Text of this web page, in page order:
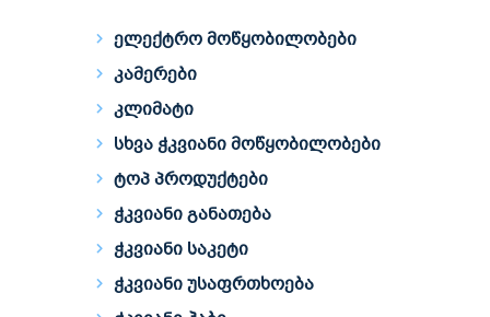
ელექტრო მოწყობილობები
კამერები
კლიმატი
სხვა ჭკვიანი მოწყობილობები
ტოპ პროდუქტები
ჭკვიანი განათება
ჭკვიანი საკეტი
ჭკვიანი უსაფრთხოება